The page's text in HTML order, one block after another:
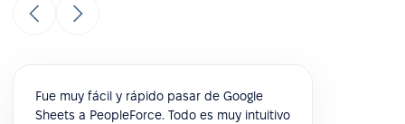
Fue muy fácil y rápido pasar de Google
Sheets a PeopleForce. Todo es muy intuitivo